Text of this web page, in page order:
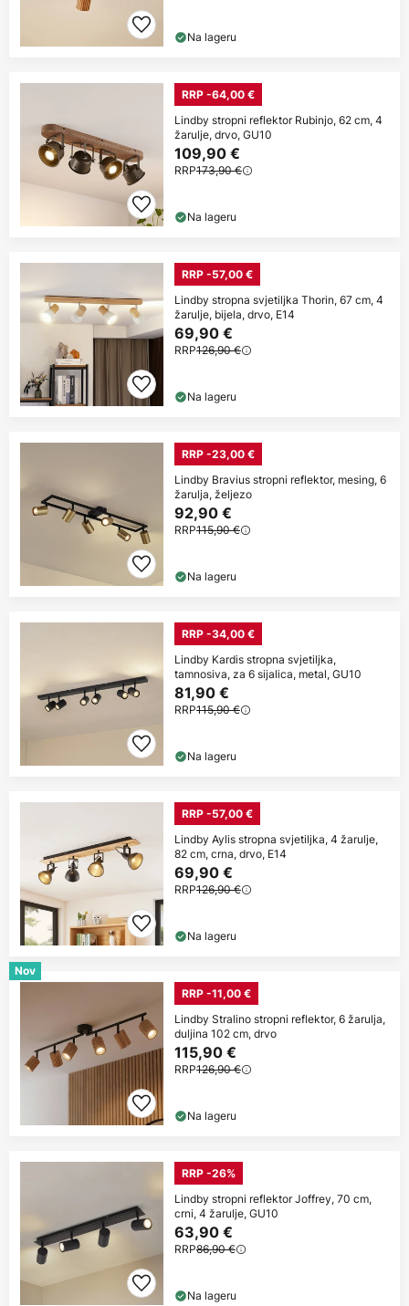
Na lageru
RRP -64,00 €
Lindby stropni reflektor Rubinjo, 62 cm, 4
žarulje, drvo, GU10
109,90 €
RRP173,90 €
Na lageru
RRP -57,00 €
Lindby stropna svjetiljka Thorin, 67 cm, 4
žarulje, bijela, drvo, E14
69,90 €
RRP126,90 €
Na lageru
RRP -23,00 €
Lindby Bravius stropni reflektor, mesing, 6
žarulja, željezo
92,90 €
RRP115,90 €
Na lageru
RRP -34,00 €
Lindby Kardis stropna svjetiljka,
tamnosiva, za 6 sijalica, metal, GU10
81,90 €
RRP115,90 €
Na lageru
RRP -57,00 €
Lindby Aylis stropna svjetiljka, 4 žarulje,
82 cm, crna, drvo, E14
69,90 €
RRP126,90 €
Na lageru
Nov
RRP -11,00 €
Lindby Stralino stropni reflektor, 6 žarulja,
duljina 102 cm, drvo
115,90 €
RRP126,90 €
Na lageru
RRP -26%
Lindby stropni reflektor Joffrey, 70 cm,
crni, 4 žarulje, GU10
63,90 €
RRP86,90 €
Na lageru